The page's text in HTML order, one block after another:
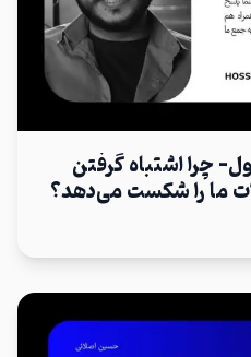
چرا اشتباه گرفتن
ما را شکست می‌دهد؟